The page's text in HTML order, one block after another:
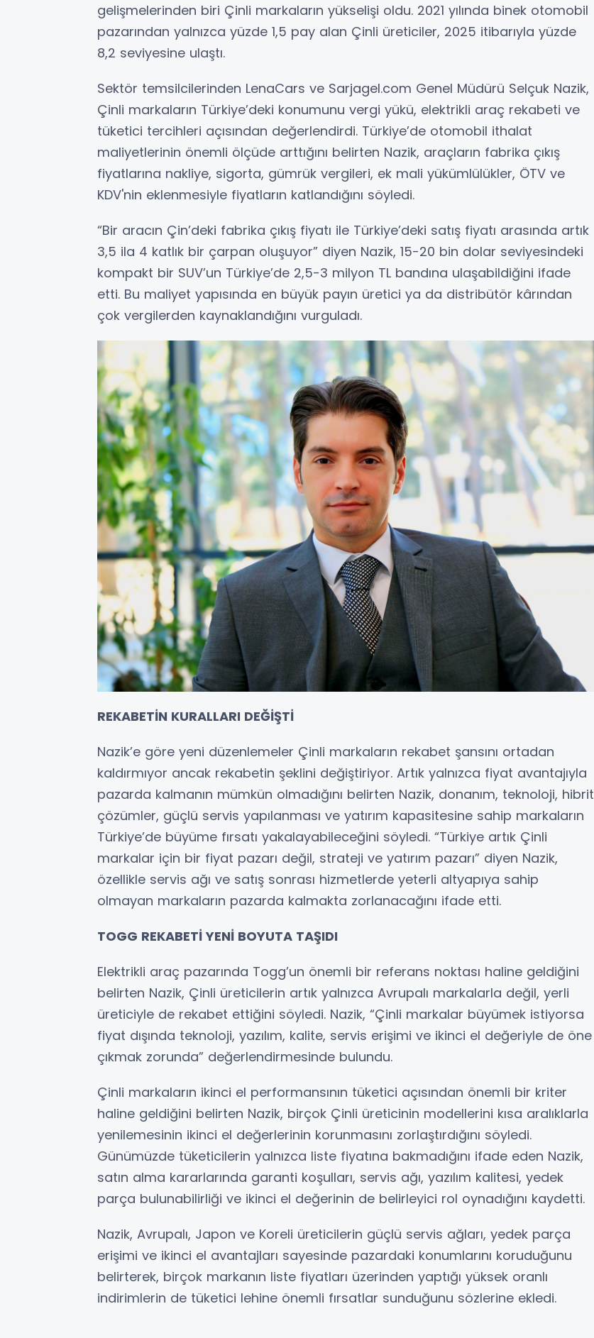
gelişmelerinden biri Çinli markaların yükselişi oldu. 2021 yılında binek otomobil
pazarından yalnızca yüzde 1,5 pay alan Çinli üreticiler, 2025 itibarıyla yüzde
8,2 seviyesine ulaştı.
Sektör temsilcilerinden LenaCars ve Sarjagel.com Genel Müdürü Selçuk Nazik,
Çinli markaların Türkiye’deki konumunu vergi yükü, elektrikli araç rekabeti ve
tüketici tercihleri açısından değerlendirdi. Türkiye’de otomobil ithalat
maliyetlerinin önemli ölçüde arttığını belirten Nazik, araçların fabrika çıkış
fiyatlarına nakliye, sigorta, gümrük vergileri, ek mali yükümlülükler, ÖTV ve
KDV'nin eklenmesiyle fiyatların katlandığını söyledi.
“Bir aracın Çin’deki fabrika çıkış fiyatı ile Türkiye’deki satış fiyatı arasında artık
3,5 ila 4 katlık bir çarpan oluşuyor” diyen Nazik, 15-20 bin dolar seviyesindeki
kompakt bir SUV’un Türkiye’de 2,5-3 milyon TL bandına ulaşabildiğini ifade
etti. Bu maliyet yapısında en büyük payın üretici ya da distribütör kârından
çok vergilerden kaynaklandığını vurguladı.
REKABETİN KURALLARI DEĞİŞTİ
Nazik’e göre yeni düzenlemeler Çinli markaların rekabet şansını ortadan
kaldırmıyor ancak rekabetin şeklini değiştiriyor. Artık yalnızca fiyat avantajıyla
pazarda kalmanın mümkün olmadığını belirten Nazik, donanım, teknoloji, hibrit
çözümler, güçlü servis yapılanması ve yatırım kapasitesine sahip markaların
Türkiye’de büyüme fırsatı yakalayabileceğini söyledi. “Türkiye artık Çinli
markalar için bir fiyat pazarı değil, strateji ve yatırım pazarı” diyen Nazik,
özellikle servis ağı ve satış sonrası hizmetlerde yeterli altyapıya sahip
olmayan markaların pazarda kalmakta zorlanacağını ifade etti.
TOGG REKABETİ YENİ BOYUTA TAŞIDI
Elektrikli araç pazarında Togg’un önemli bir referans noktası haline geldiğini
belirten Nazik, Çinli üreticilerin artık yalnızca Avrupalı markalarla değil, yerli
üreticiyle de rekabet ettiğini söyledi. Nazik, “Çinli markalar büyümek istiyorsa
fiyat dışında teknoloji, yazılım, kalite, servis erişimi ve ikinci el değeriyle de öne
çıkmak zorunda” değerlendirmesinde bulundu.
Çinli markaların ikinci el performansının tüketici açısından önemli bir kriter
haline geldiğini belirten Nazik, birçok Çinli üreticinin modellerini kısa aralıklarla
yenilemesinin ikinci el değerlerinin korunmasını zorlaştırdığını söyledi.
Günümüzde tüketicilerin yalnızca liste fiyatına bakmadığını ifade eden Nazik,
satın alma kararlarında garanti koşulları, servis ağı, yazılım kalitesi, yedek
parça bulunabilirliği ve ikinci el değerinin de belirleyici rol oynadığını kaydetti.
Nazik, Avrupalı, Japon ve Koreli üreticilerin güçlü servis ağları, yedek parça
erişimi ve ikinci el avantajları sayesinde pazardaki konumlarını koruduğunu
belirterek, birçok markanın liste fiyatları üzerinden yaptığı yüksek oranlı
indirimlerin de tüketici lehine önemli fırsatlar sunduğunu sözlerine ekledi.